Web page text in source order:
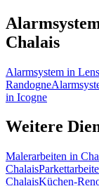
Chalais
Alarmsystem in Lens
Randogne
in Icogne
Weitere
Malerarbeiten in
Chalais
ChalaisKüchen-